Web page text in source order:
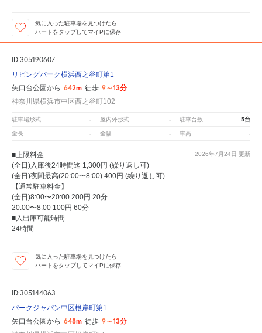
気に入った駐車場を見つけたら
ハートをタップしてマイPに保存
ID:305190607
リビングパーク横浜西之谷町第1
矢口台公園から 642m 徒歩 9～13分
神奈川県横浜市中区西之谷町102
駐車場形式 - 屋内外形式 - 駐車台数 5台
全長 - 全幅 - 車高 -
2026年7月24日 更新
■上限料金
(全日)入庫後24時間迄 1,300円 (繰り返し可)
(全日)夜間最高(20:00〜8:00) 400円 (繰り返し可)
【通常駐車料金】
(全日)8:00〜20:00 200円 20分
20:00〜8:00 100円 60分
■入出庫可能時間
24時間
気に入った駐車場を見つけたら
ハートをタップしてマイPに保存
ID:305144063
パークジャパン中区根岸町第1
矢口台公園から 648m 徒歩 9～13分